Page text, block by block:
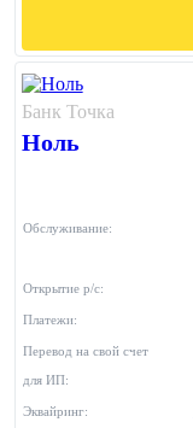
Банк Точка
Ноль
Обслуживание:
Открытие р/с:
Платежи:
Перевод на свой счет
для ИП:
Эквайринг: